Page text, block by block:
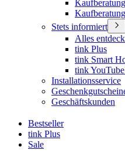
Stets informiert
Alles
tink Plus
tink Smart
tink
Installationsservice
Geschäftskunden
Bestseller
tink Plus
Sale